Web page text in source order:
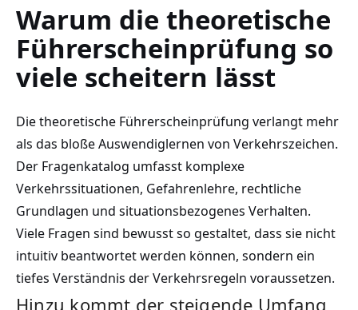
Warum die theoretische
Führerscheinprüfung so
viele scheitern lässt
Die theoretische Führerscheinprüfung verlangt mehr
als das bloße Auswendiglernen von Verkehrszeichen.
Der Fragenkatalog umfasst komplexe
Verkehrssituationen, Gefahrenlehre, rechtliche
Grundlagen und situationsbezogenes Verhalten.
Viele Fragen sind bewusst so gestaltet, dass sie nicht
intuitiv beantwortet werden können, sondern ein
tiefes Verständnis der Verkehrsregeln voraussetzen.
Hinzu kommt der steigende Umfang